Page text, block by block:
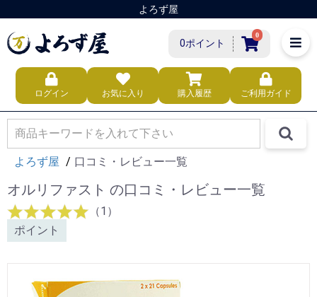
よろず屋
ログイン お気に入り 購入履歴 ご利用ガイド
0ポイント
0
よろず屋 口コミ・レビュー一覧
オルリファスト の口コミ・レビュー一覧
（1）
ポイント